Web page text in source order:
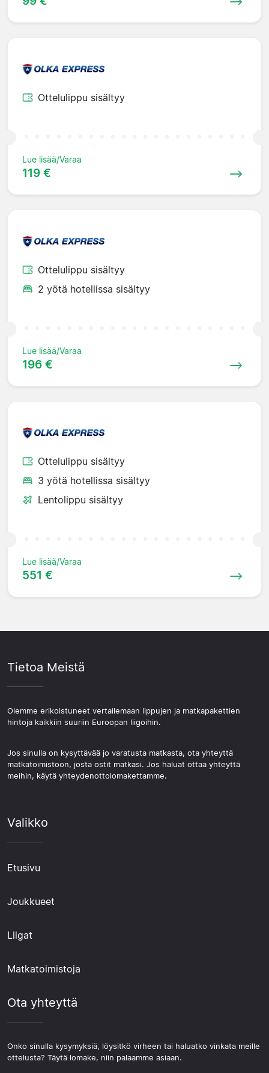
Ottelulippu sisältyy
Lue lisää/Varaa
119 €
Ottelulippu sisältyy
2 yötä hotellissa sisältyy
Lue lisää/Varaa
196 €
Ottelulippu sisältyy
3 yötä hotellissa sisältyy
Lentolippu sisältyy
Lue lisää/Varaa
551 €
Tietoa Meistä
Olemme erikoistuneet vertailemaan lippujen ja matkapakettien
hintoja kaikkiin suuriin Euroopan liigoihin.
Jos sinulla on kysyttävää jo varatusta matkasta, ota yhteyttä
matkatoimistoon, josta ostit matkasi. Jos haluat ottaa yhteyttä
meihin, käytä yhteydenottolomakettamme.
Valikko
Etusivu
Joukkueet
Liigat
Matkatoimistoja
Ota yhteyttä
Onko sinulla kysymyksiä, löysitkö virheen tai haluatko vinkata meille
ottelusta? Täytä lomake, niin palaamme asiaan.